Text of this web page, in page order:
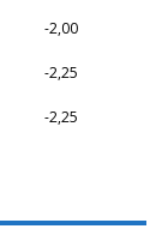
-2,00
-2,25
-2,25